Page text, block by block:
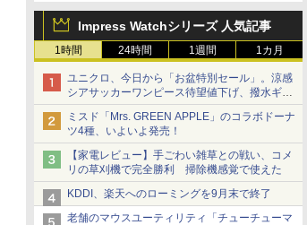
Impress Watchシリーズ 人気記事
1時間 24時間 1週間 1カ月
ユニクロ、今日から「お盆特別セール」。涼感
シアサッカーワンピース待望値下げ、撥水ギア
ショーツは1990円に
ミスド「Mrs. GREEN APPLE」のコラボドーナ
ツ4種、いよいよ発売！
【家電レビュー】手ごわい雑草との戦い、コメ
リの草刈機で完全勝利 掃除機感覚で使えた
KDDI、楽天へのローミングを9月末で終了
老舗のマウスユーティリティ「チューチューマ